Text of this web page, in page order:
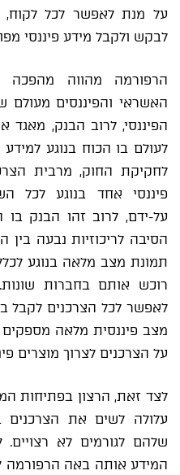
על מנת לאפשר לכל לקוח,
לבקש ולקבל מידע פיננסי
הרפורמה מהווה
האשראי והפיננסים
הפיננסי, לרוב הבנק, מאגד
לעולם בו הכוח בנוגע
לחקיקת החוק, מרבית
פיננסי אחד בנוגע לכל
על-ידם, לרוב זהו הבנק
הסיבה לריכוזיות נבעה
תמונת מצב מלאה בנוגע
רוכש אותם בחברות
לאפשר לכל הצרכנים לקבל
מצב פיננסית מלאה מספקים
על הצרכנים לצרוך מוצרים
לצד זאת, הרצון בפתיחות
עלולה לשים את הצרכנים
שלהם לגורמים לא
המידע אותה באה הרפורמה